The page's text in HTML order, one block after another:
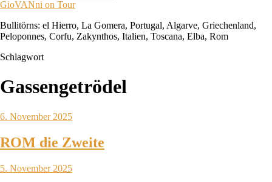
GioVANni on Tour
Bullitörns: el Hierro, La Gomera, Portugal, Algarve, Griechenland,
Peloponnes, Corfu, Zakynthos, Italien, Toscana, Elba, Rom
Schlagwort
Gassengetrödel
6. November 2025
ROM die Zweite
5. November 2025